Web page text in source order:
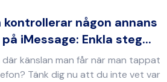
kontrollerar någon annans
iMessage: Enkla steg...
känslan man får när man tappat
Tänk dig nu att du inte vet var